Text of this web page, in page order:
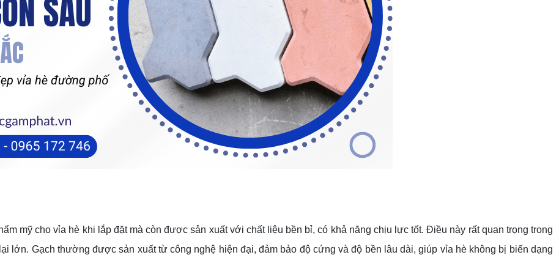
mỹ cho vỉa hè khi lắp đặt mà còn được sản xuất với chất liệu bền bỉ, có khả năng chịu lực tốt. Điều này rất quan trọng trong
Gạch thường được sản xuất từ công nghệ hiện đại, đảm bảo độ cứng và độ bền lâu dài, giúp vỉa hè không bị biến dạng